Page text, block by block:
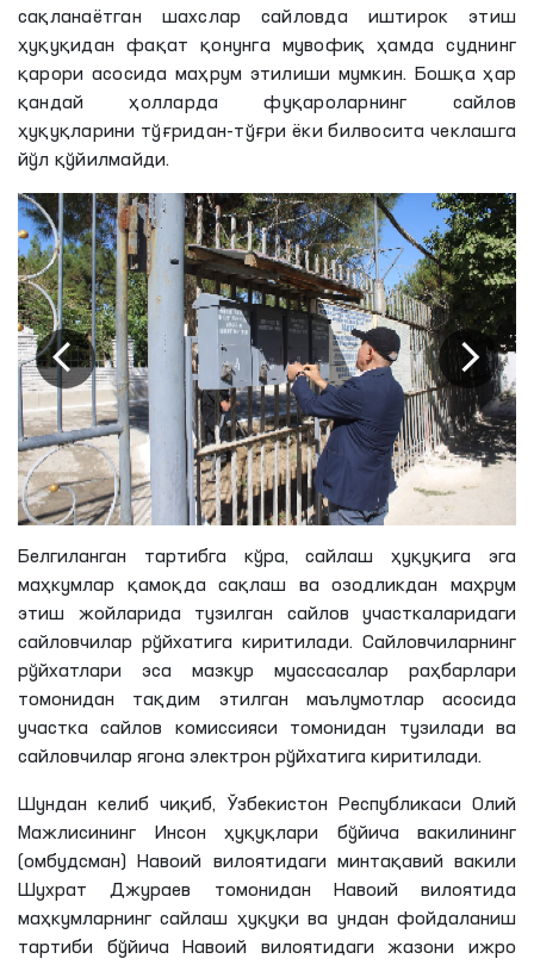
сақланаётган шахслар сайловда иштирок этиш
ҳуқуқидан фақат қонунга мувофиқ ҳамда суднинг
қарори асосида маҳрум этилиши мумкин. Бошқа ҳар
қандай ҳолларда фуқароларнинг сайлов
ҳуқуқларини тўғридан-тўғри ёки билвосита чеклашга
йўл қўйилмайди.
Белгиланган тартибга кўра, сайлаш ҳуқуқига эга
маҳкумлар қамоқда сақлаш ва озодликдан маҳрум
этиш жойларида тузилган сайлов участкаларидаги
сайловчилар рўйхатига киритилади. Сайловчиларнинг
рўйхатлари эса мазкур муассасалар раҳбарлари
томонидан тақдим этилган маълумотлар асосида
участка сайлов комиссияси томонидан тузилади ва
сайловчилар ягона электрон рўйхатига киритилади.
Шундан келиб чиқиб, Ўзбекистон Республикаси Олий
Мажлисининг Инсон ҳуқуқлари бўйича вакилининг
(омбудсман) Навоий вилоятидаги минтақавий вакили
Шухрат
Джураев томонидан Навоий вилоятида
маҳкумларнинг сайлаш ҳуқуқи ва ундан фойдаланиш
тартиби бўйича Навоий вилоятидаги жазони ижро